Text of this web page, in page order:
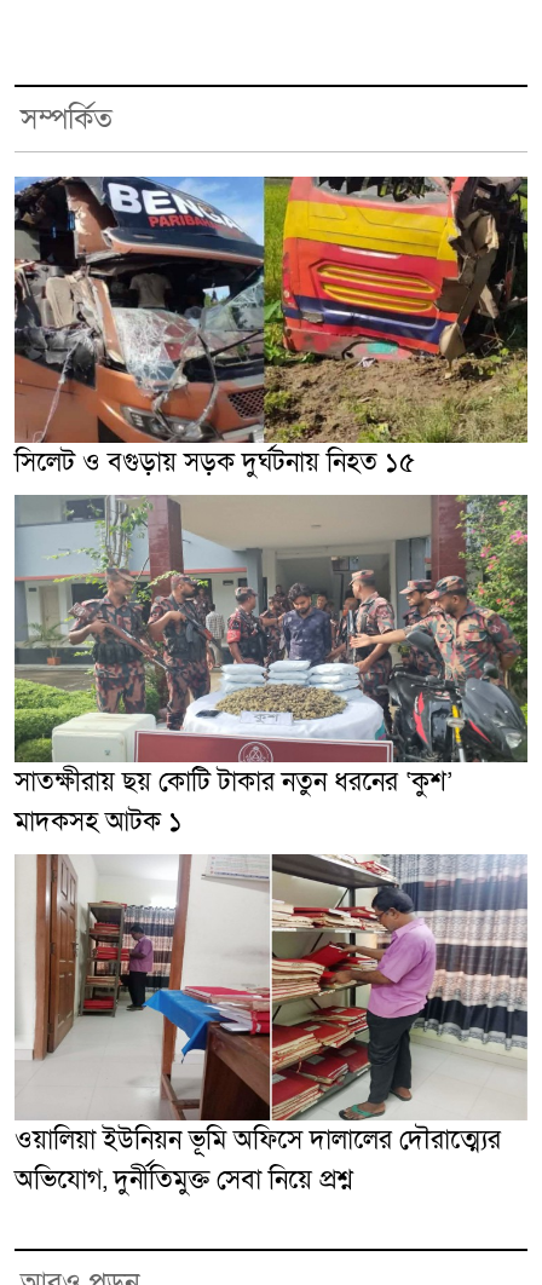
সম্পর্কিত
সিলেট ও বগুড়ায় সড়ক দুর্ঘটনায় নিহত ১৫
সাতক্ষীরায় ছয় কোটি টাকার নতুন ধরনের ‘কুশ’
মাদকসহ আটক ১
ওয়ালিয়া ইউনিয়ন ভূমি অফিসে দালালের দৌরাত্ম্যের
অভিযোগ, দুর্নীতিমুক্ত সেবা নিয়ে প্রশ্ন